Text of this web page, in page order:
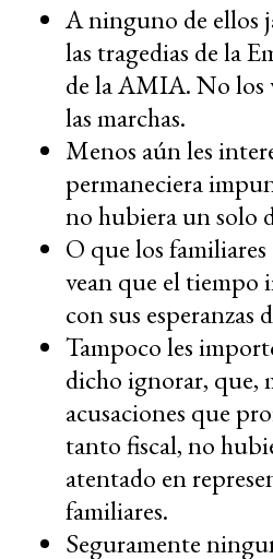
A ninguno de ellos
las tragedias de la
de la AMIA. No los
las marchas.
Menos aún les
permaneciera
no hubiera un solo
O que los
vean que el tiempo
con sus esperanzas
Tampoco les
dicho ignorar, que,
acusaciones que
tanto fiscal, no
atentado en
familiares.
Seguramente